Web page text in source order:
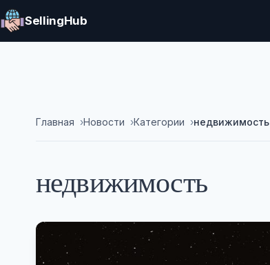
SellingHub
Главная Новости Категории недвижимость
недвижимость